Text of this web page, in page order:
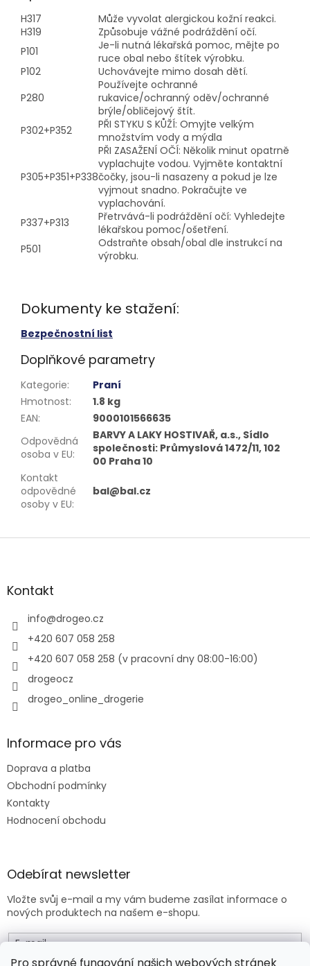
H317
Může vyvolat alergickou kožní reakci.
H319
Způsobuje vážné podráždění očí.
P101
Je-li nutná lékařská pomoc, mějte po
ruce obal nebo štítek výrobku.
P102
Uchovávejte mimo dosah dětí.
P280
Používejte ochranné
rukavice/ochranný oděv/ochranné
brýle/obličejový štít.
P302+P352
PŘI STYKU S KŮŽÍ: Omyjte velkým
množstvím vody a mýdla
P305+P351+P338
PŘI ZASAŽENÍ OČÍ: Několik minut opatrně
vyplachujte vodou. Vyjměte kontaktní
čočky, jsou-li nasazeny a pokud je lze
vyjmout snadno. Pokračujte ve
vyplachování.
P337+P313
Přetrvává-li podráždění očí: Vyhledejte
lékařskou pomoc/ošetření.
P501
Odstraňte obsah/obal dle instrukcí na
výrobku.
Dokumenty ke stažení:
Bezpečnostní list
Doplňkové parametry
Kategorie:
Praní
Hmotnost:
1.8 kg
EAN:
9000101566635
Odpovědná
osoba v EU:
BARVY A LAKY HOSTIVAŘ, a.s., Sídlo
společnosti: Průmyslová 1472/11, 102
00 Praha 10
Kontakt
odpovědné
osoby v EU:
bal@bal.cz
Z
aKontakt
info@drogeo.cz
+420 607 058 258
+420 607 058 258 (v pracovní dny 08:00-16:00)
drogeocz
drogeo_online_drogerie
Informace pro vás
Doprava a platba
Obchodní podmínky
Kontakty
Hodnocení obchodu
Odebírat newsletter
Vložte svůj e-mail a my vám budeme zasílat informace o
nových produktech na našem e-shopu.
E-mail